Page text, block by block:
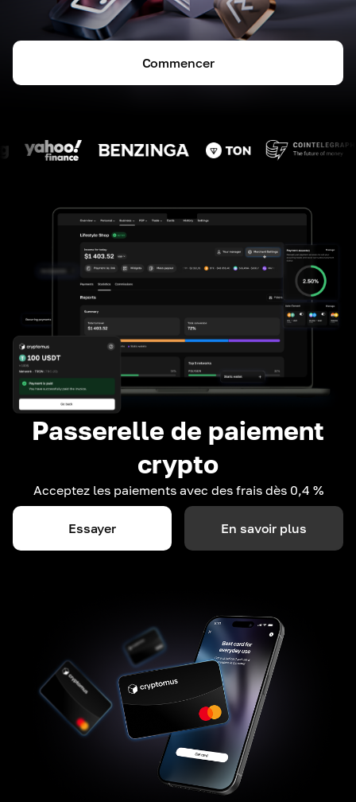
Commencer
Passerelle de paiement
crypto
Acceptez les paiements avec des frais dès 0,4 %
Essayer En savoir plus